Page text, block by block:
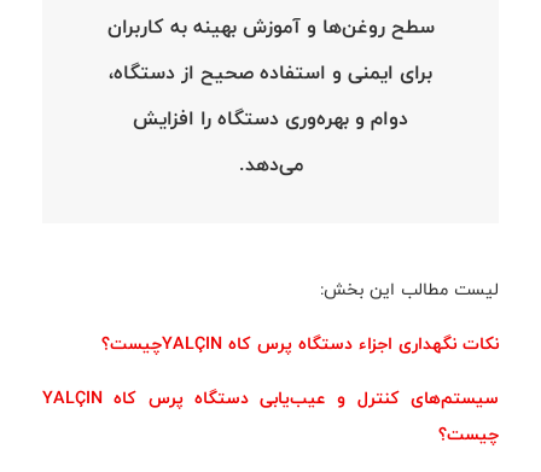
سطح روغن‌ها و آموزش بهینه به کاربران
برای ایمنی و استفاده صحیح از دستگاه،
دوام و بهره‌وری دستگاه را افزایش
می‌دهد.
لیست مطالب این بخش:
نکات نگهداری اجزاء دستگاه پرس کاه YALÇINچیست؟
سیستم‌های کنترل و عیب‌یابی دستگاه پرس کاه YALÇIN
چیست؟